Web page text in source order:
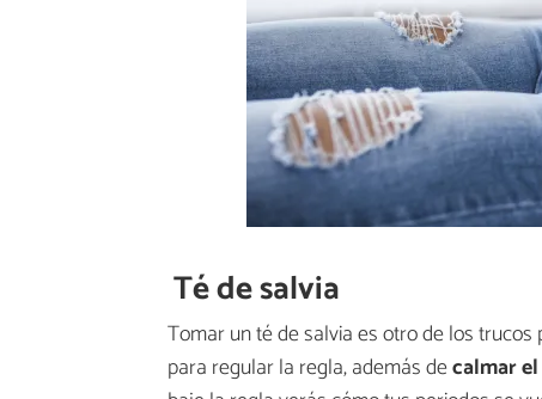
Té de salvia
Tomar un té de salvia es otro de los
para regular la regla, además decalmar